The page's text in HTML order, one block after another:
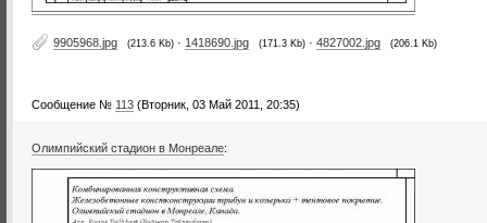
9905968.jpg (213.6 Kb) · 1418690.jpg (171.3 Kb) · 4827002.jpg (206.1 Kb)
Сообщение № 113 (Вторник, 03 Май 2011, 20:35)
Олимпийский стадион в Монреале: